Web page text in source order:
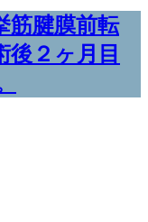
筋腱膜前転
後２ヶ月目